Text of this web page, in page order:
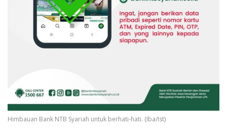
Himbauan Bank NTB Syariah untuk berhati-hati. (Iba/Ist)